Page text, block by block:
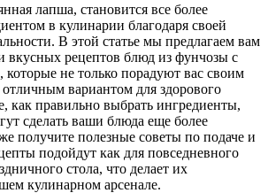
лапша, становится все более
в кулинарии благодаря своей
В этой статье мы предлагаем вам
вкусных рецептов блюд из фунчозы с
не только порадуют вас своим
вариантом для здорового
как правильно выбрать ингредиенты,
сделать ваши блюда еще более
получите полезные советы по подаче и
подойдут как для повседневного
стола, что делает их
кулинарном арсенале.